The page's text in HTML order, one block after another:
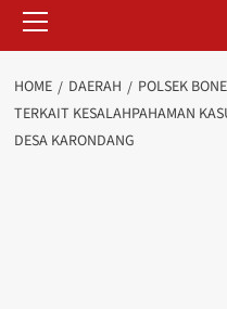
Menu
HOME DAERAH
POLSEK
TERKAIT KESALAHPAHAMAN
DESA KARONDANG